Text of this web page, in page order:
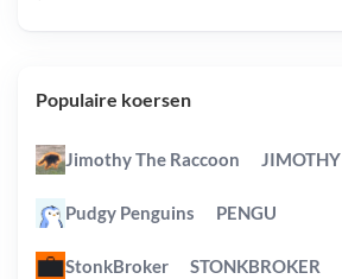
Populaire koersen
Jimothy The Raccoon JIMOTHY
Pudgy Penguins PENGU
StonkBroker STONKBROKER